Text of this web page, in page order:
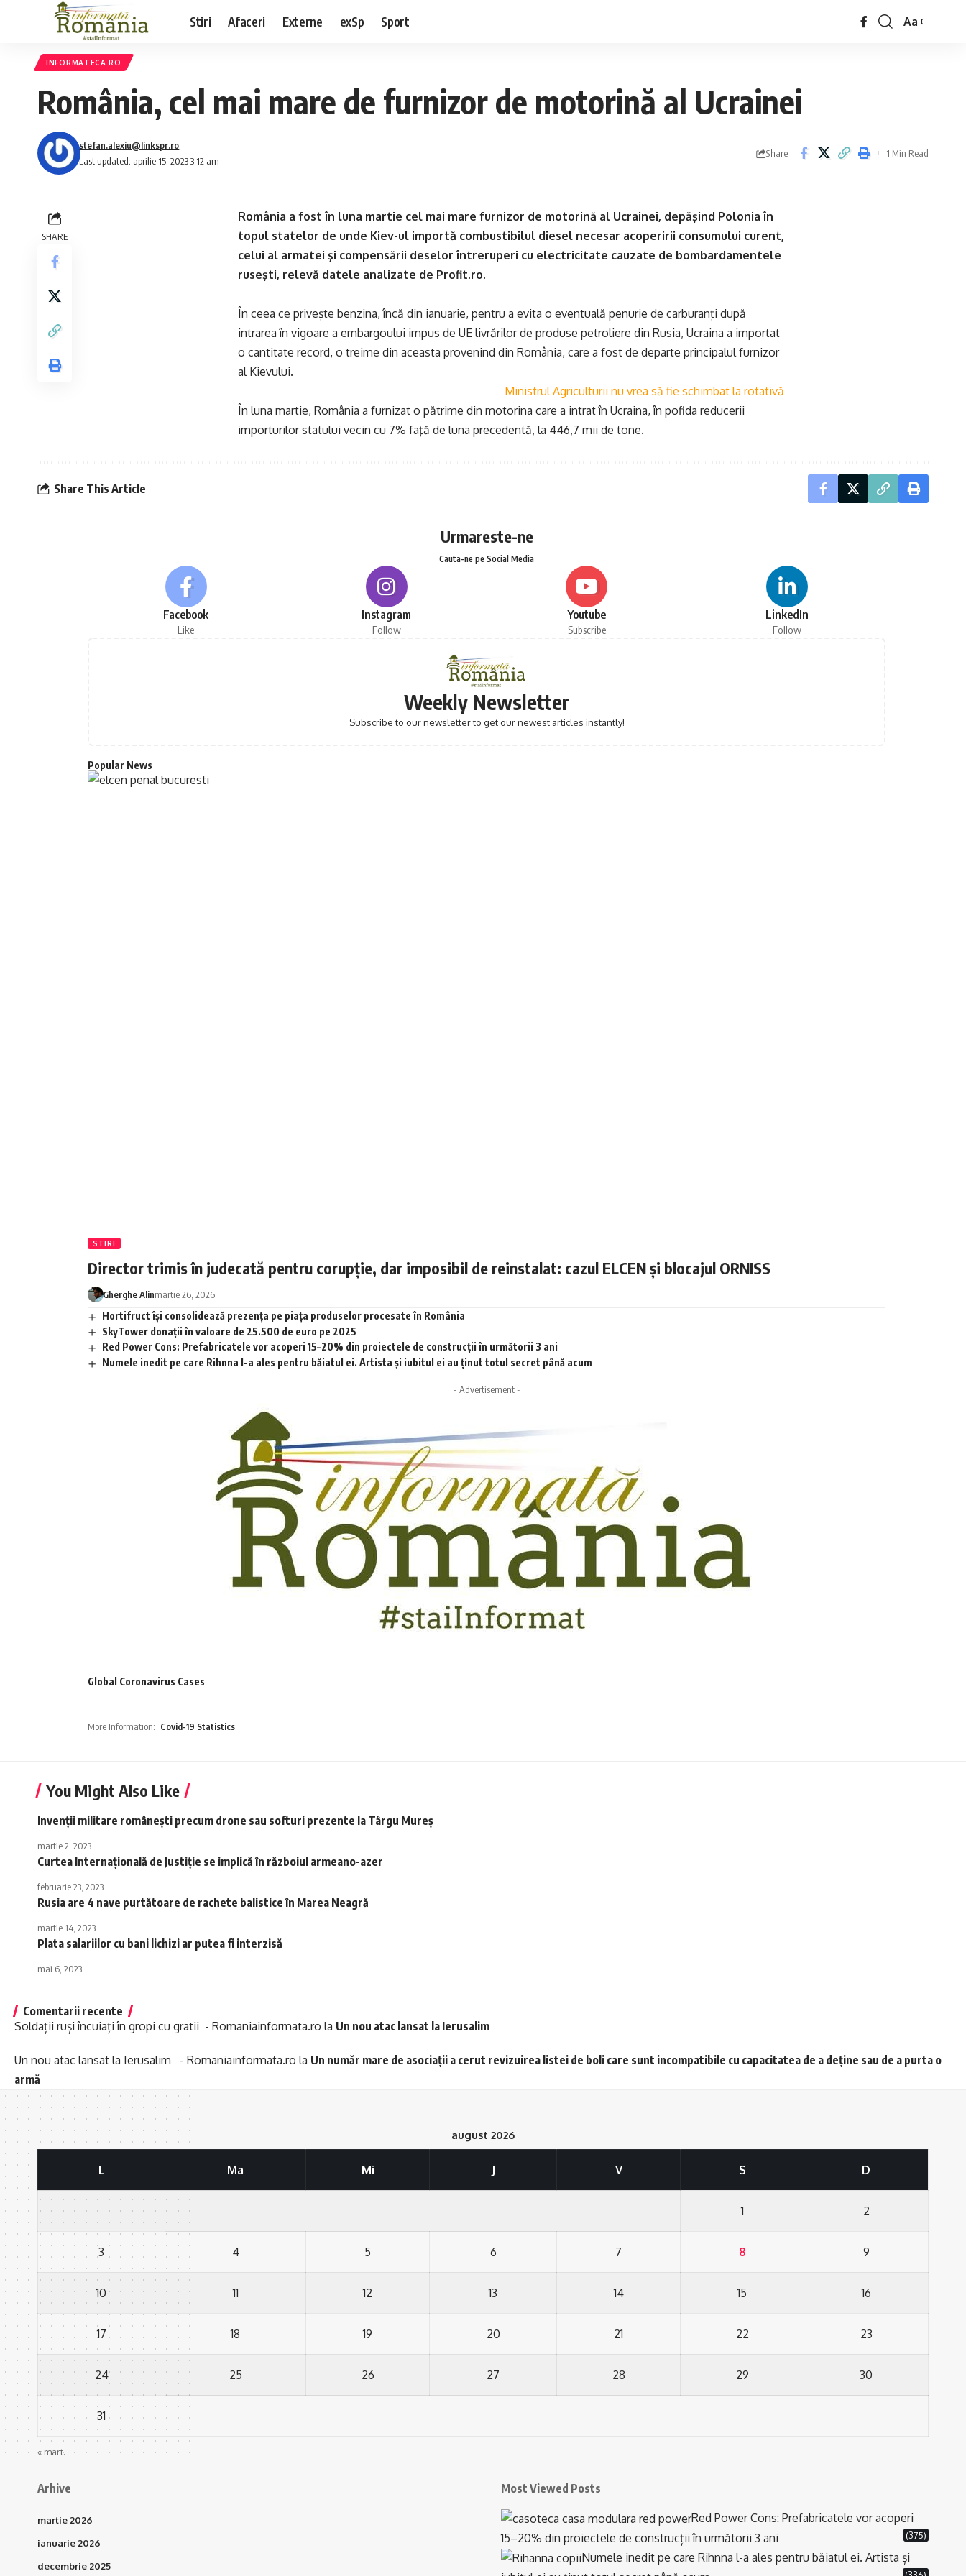
Stiri Afaceri Externe exSp Sport Aa
INFORMATECA.RO
România, cel mai mare de furnizor de motorină al Ucrainei
Last updated: aprilie 15, 2023 3:12 am
stefan.alexiu@linkspr.ro
Share 1 Min Read
SHARE
România a fost în luna martie cel mai mare furnizor de motorină al Ucrainei, depăşind Polonia în
topul statelor de unde Kiev-ul importă combustibilul diesel necesar acoperirii consumului curent,
celui al armatei şi compensării deselor întreruperi cu electricitate cauzate de bombardamentele
ruseşti, relevă datele analizate de Profit.ro.
În ceea ce priveşte benzina, încă din ianuarie, pentru a evita o eventuală penurie de carburanţi după
intrarea în vigoare a embargoului impus de UE livrărilor de produse petroliere din Rusia, Ucraina a importat
o cantitate record, o treime din aceasta provenind din România, care a fost de departe principalul furnizor
al Kievului.
Ministrul Agriculturii nu vrea să fie schimbat la rotativă
În luna martie, România a furnizat o pătrime din motorina care a intrat în Ucraina, în pofida reducerii
importurilor statului vecin cu 7% faţă de luna precedentă, la 446,7 mii de tone.
Share This Article
Urmareste-ne
Cauta-ne pe Social Media
Facebook
Like
Instagram
Follow
Youtube
Subscribe
LinkedIn
Follow
Weekly Newsletter
Subscribe to our newsletter to get our newest articles instantly!
Popular News
STIRI
Director trimis în judecată pentru corupție, dar imposibil de reinstalat: cazul ELCEN și blocajul ORNISS
Gherghe Alinmartie 26, 2026
Hortifruct își consolidează prezența pe piața produselor procesate în România
SkyTower donații în valoare de 25.500 de euro pe 2025
Red Power Cons: Prefabricatele vor acoperi 15–20% din proiectele de construcții în următorii 3 ani
Numele inedit pe care Rihnna l-a ales pentru băiatul ei. Artista și iubitul ei au ținut totul secret până acum
- Advertisement -
Global Coronavirus Cases
More Information: Covid-19 Statistics
You Might Also Like
Invenții militare românești precum drone sau softuri prezente la Târgu Mureş
martie 2, 2023
Curtea Internaţională de Justiţie se implică în războiul armeano-azer
februarie 23, 2023
Rusia are 4 nave purtătoare de rachete balistice în Marea Neagră
martie 14, 2023
Plata salariilor cu bani lichizi ar putea fi interzisă
mai 6, 2023
Comentarii recente
Soldații ruși încuiați în gropi cu gratii - Romaniainformata.ro la Un nou atac lansat la Ierusalim
Un nou atac lansat la Ierusalim - Romaniainformata.ro la Un număr mare de asociații a cerut revizuirea listei de boli care sunt incompatibile cu capacitatea de a deține sau de a purta o
armă
august 2026
L Ma Mi J V S D
1 2
3 4 5 6 7 8 9
10 11 12 13 14 15 16
17 18 19 20 21 22 23
24 25 26 27 28 29 30
31
« mart.
Arhive
martie 2026
ianuarie 2026
decembrie 2025
Most Viewed Posts
Red Power Cons: Prefabricatele vor acoperi
15–20% din proiectele de construcții în următorii 3 ani
(375)
Numele inedit pe care Rihnna l-a ales pentru băiatul ei. Artista și